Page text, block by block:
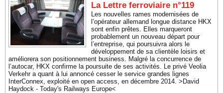
La Lettre ferroviaire n°119
Les nouvelles rames modernisées de
l’opérateur allemand longue distance HKX
sont enfin prêtes. Elles marqueront
probablement un nouveau départ pour
l’entreprise, qui poursuivra alors le
développement de sa clientèle loisirs et
améliorera son positionnement business. Malgré la concurrence de
l’autocar, HKX confirme la poursuite de ses activités. Le privé Veolia
Verkehr a quant à lui annoncé cesser le service grandes lignes
InterConnex, exploité en open access, en décembre 2014. >David
Haydock - Today's Railways Europe<